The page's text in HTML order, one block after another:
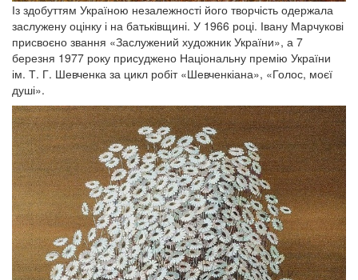
Із здобуттям Україною незалежності його творчість одержала
заслужену оцінку і на батьківщині. У 1966 році. Івану Марчукові
присвоєно звання «Заслужений художник України», а 7
березня 1977 року присуджено Національну премію України
ім. Т. Г. Шевченка за цикл робіт «Шевченкіана», «Голос, моєї
душі».